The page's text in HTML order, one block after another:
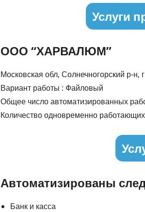
Услуги
ООО “ХАРВАЛЮМ”
Московская обл, Солнечногорский р-н,
Вариант работы : Файловый
Общее число автоматизированных
Количество одновременно работающих
Автоматизированы
Банк и касса